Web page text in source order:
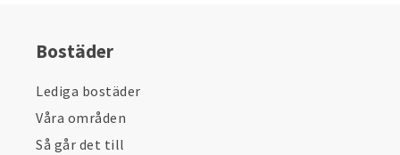
Bostäder
Lediga bostäder
Våra områden
Så går det till